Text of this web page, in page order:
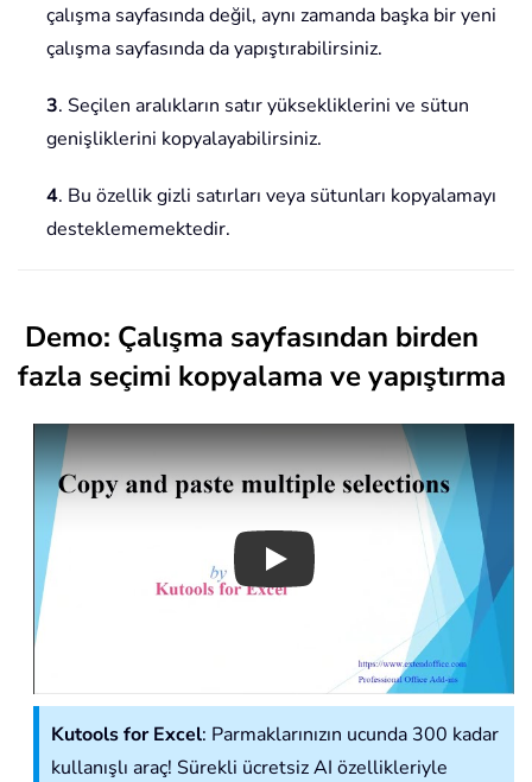
çalışma sayfasında değil, aynı zamanda başka bir yeni
çalışma sayfasında da yapıştırabilirsiniz.
3. Seçilen aralıkların satır yüksekliklerini ve sütun
genişliklerini kopyalayabilirsiniz.
4. Bu özellik gizli satırları veya sütunları kopyalamayı
desteklememektedir.
Demo: Çalışma sayfasından birden
fazla seçimi kopyalama ve yapıştırma
Play
Kutools for Excel: Parmaklarınızın ucunda 300 kadar
kullanışlı araç! Sürekli ücretsiz AI özellikleriyle